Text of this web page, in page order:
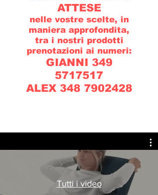
ATTESE
nelle vostre scelte, in
maniera approfondita,
tra i nostri prodotti
prenotazioni ai numeri:
GIANNI 349
5717517
ALEX 348 7902428
Tutti i video